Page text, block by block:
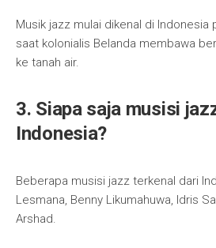
Musik jazz mulai dikenal di Indonesia
saat kolonialis Belanda membawa
ke tanah air.
3. Siapa saja musisi
Indonesia?
Beberapa musisi jazz terkenal dari
Lesmana, Benny Likumahuwa, Idris
Arshad.